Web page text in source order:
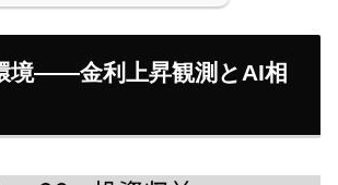
境——金利上昇観測とAI相